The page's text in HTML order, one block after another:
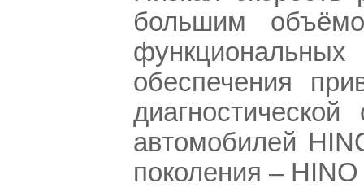
большим
обеспечения
автомобилей
поколения –